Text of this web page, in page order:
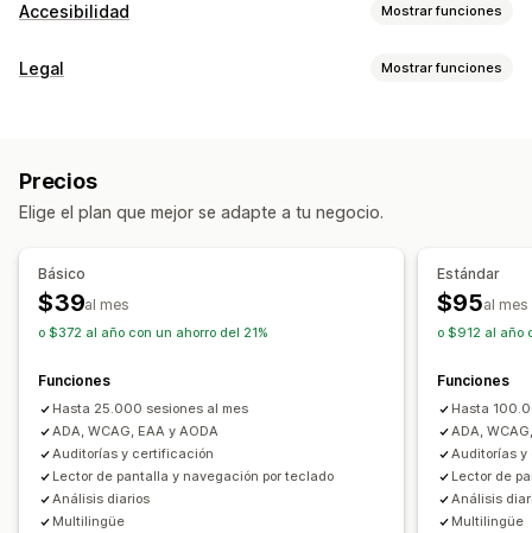
Accesibilidad Mostrar funciones
Tipos de cumplimiento
Certificación
Navegación por voz
Navegación del teclado
Múltiples idiomas
Tamaño del cursor
Tamaño de la fuente
Destacar enlaces
Línea de lectura
Widget Con IA
Legal Mostrar funciones
Múltiples idiomas
Precios
Elige el plan que mejor se adapte a tu negocio.
Básico
$39al mes
o $372 al año con un ahorro del 21%
Funciones
Hasta 25.000 sesiones al mes
ADA, WCAG, EAA y AODA
Auditorías y certificación
Lector de pantalla y navegación por teclado
Análisis diarios
Multilingüe
Estándar
$95al mes
o $912 al año
Funciones
Hasta
ADA,
Auditorías
Lector de
Análisis
Multilingüe